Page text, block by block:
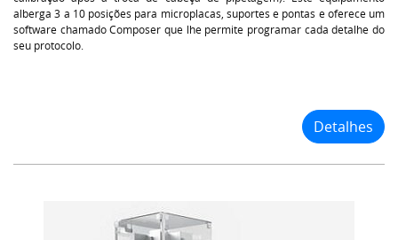
alberga 3 a 10 posições para microplacas, suportes e pontas e oferece um
software chamado Composer que lhe permite programar cada detalhe do
seu protocolo.
Detalhes